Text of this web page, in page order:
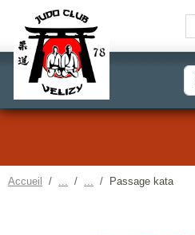
Accueil Passage kata
Panneau de gestion des cookies